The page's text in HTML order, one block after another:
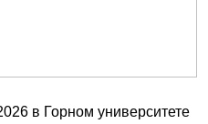
в Горном университете